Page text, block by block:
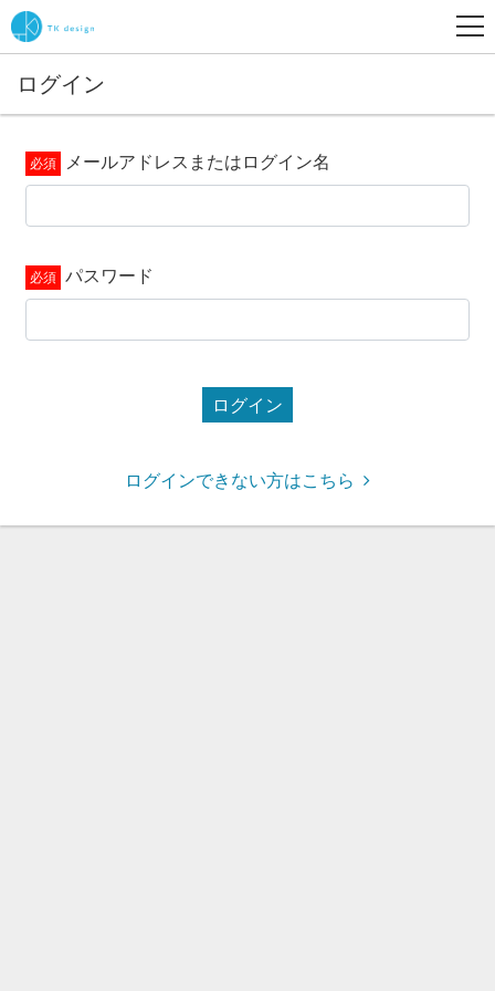
ログイン
メールアドレスまたはログイン名
パスワード
ログイン
ログインできない方はこちら